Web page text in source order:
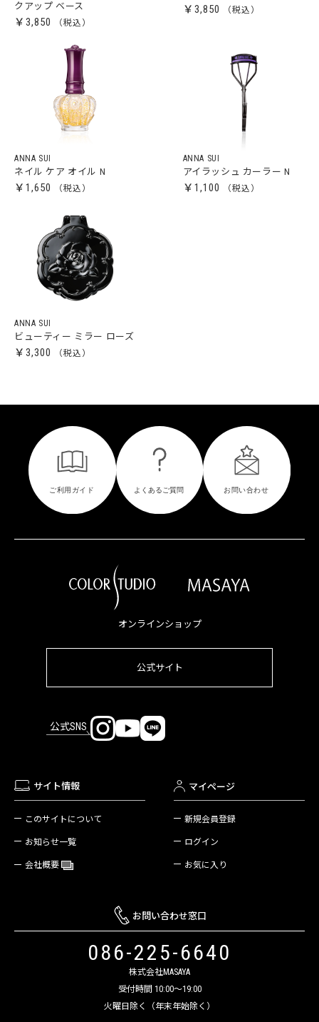
クアップ ベース
￥3,850
￥3,850
ANNA SUI
ネイル ケア オイル N
￥1,650
ANNA SUI
アイラッシュ カーラー N
￥1,100
ANNA SUI
ビューティー ミラー ローズ
￥3,300
オンラインショップ
公式サイト
公式SNS
サイト情報
このサイトについて
お知らせ一覧
会社概要
マイページ
新規会員登録
ログイン
お気に入り
お問い合わせ窓口
086-225-6640
株式会社MASAYA
受付時間 10:00～19:00
火曜日除く（年末年始除く）